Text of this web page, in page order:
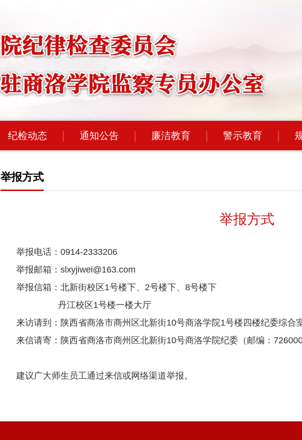
纪检动态 通知公告 廉洁教育 警示教育
举报方式
举报方式
举报电话：0914-2333206
举报邮箱：slxyjiwei@163.com
举报信箱：北新街校区1号楼下、2号楼下、8号楼下
丹江校区1号楼一楼大厅
来访请到：陕西省商洛市商州区北新街10号商洛学院1号楼四楼纪委综合
来信请寄：陕西省商洛市商州区北新街10号商洛学院纪委（邮编：726000
建议广大师生员工通过来信或网络渠道举报。